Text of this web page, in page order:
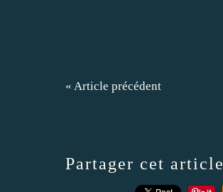
« Article précédent
Partager cet article